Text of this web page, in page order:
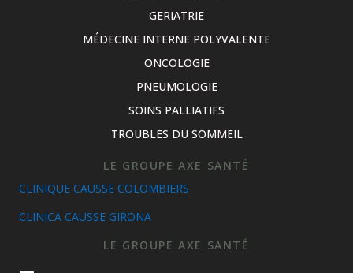
GERIATRIE
MÉDECINE INTERNE POLYVALENTE
ONCOLOGIE
PNEUMOLOGIE
SOINS PALLIATIFS
TROUBLES DU SOMMEIL
LE GROUPE AXE SANTÉ
CLINIQUE CAUSSE COLOMBIERS
CLINICA CAUSSE GIRONA
LE GROUPE AXE SANTÉ